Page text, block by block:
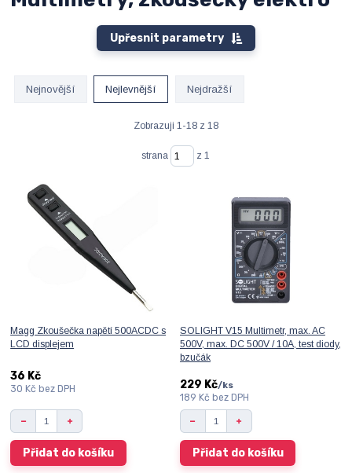
Upřesnit parametry
Nejnovější Nejlevnější Nejdražší
Zobrazuji 1-18 z 18
strana z 1
Magg Zkoušečka napětí 500ACDC s
LCD displejem
36 Kč
30 Kč bez DPH
Přidat do košíku
SOLIGHT V15 Multimetr, max. AC
500V, max. DC 500V / 10A, test diody,
bzučák
229 Kč/ks
189 Kč bez DPH
Přidat do košíku